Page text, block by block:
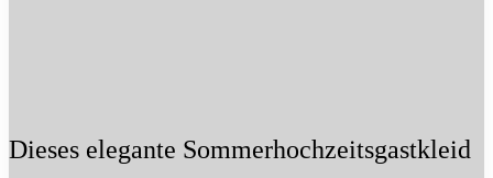
Dieses elegante Sommerhochzeitsgastkleid